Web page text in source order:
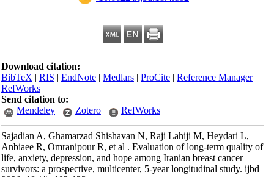
Download citation:
BibTeX|RIS|EndNote|Medlars|ProCite|Reference Manager
RefWorks
Send citation to:
Mendeley
Zotero RefWorks
Sajadian A, Ghamarzad Shishavan N, Raji Lahiji M, Heydari L,
Anbiaee R, Omranipour R, et al . Evaluation of long-term quality of
life, anxiety, depression, and hope among Iranian breast cancer
survivors: a prospective, multicenter, 5-year longitudinal study. ijbd